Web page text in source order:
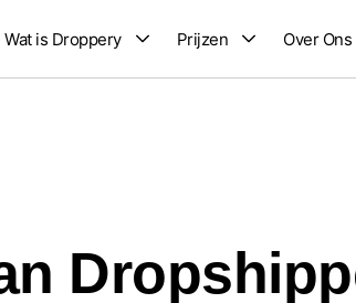
Wat is Droppery Prijzen Over Ons